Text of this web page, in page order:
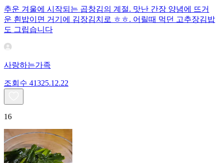
추운 겨울에 시작되는 곱창김의 계절. 맛난 간장 양념에 뜨거
운 흰밥이면 거기에 김장김치로 ㅎㅎ. 어릴때 먹던 고추장김밥
도 그립습니다
사랑하는가족
조회수 41325.12.22
16